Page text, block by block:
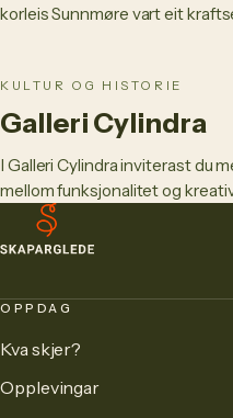
korleis Sunnmøre vart eit
KULTUR OG HISTORIE
Galleri Cylindra
I Galleri Cylindra inviterast du
mellom funksjonalitet og
OPPDAG
Kva skjer?
Opplevingar